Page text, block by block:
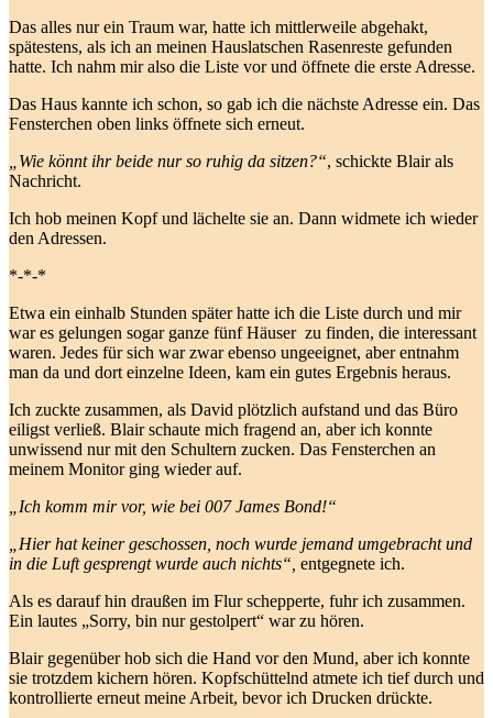
Das alles nur ein Traum war, hatte ich mittlerweile abgehakt,
spätestens, als ich an meinen Hauslatschen Rasenreste gefunden
hatte. Ich nahm mir also die Liste vor und öffnete die erste Adresse.
Das Haus kannte ich schon, so gab ich die nächste Adresse ein. Das
Fensterchen oben links öffnete sich erneut.
„Wie könnt ihr beide nur so ruhig da sitzen?“, schickte Blair als
Nachricht.
Ich hob meinen Kopf und lächelte sie an. Dann widmete ich wieder
den Adressen.
*-*-*
Etwa ein einhalb Stunden später hatte ich die Liste durch und mir
war es gelungen sogar ganze fünf Häuser zu finden, die interessant
waren. Jedes für sich war zwar ebenso ungeeignet, aber entnahm
man da und dort einzelne Ideen, kam ein gutes Ergebnis heraus.
Ich zuckte zusammen, als David plötzlich aufstand und das Büro
eiligst verließ. Blair schaute mich fragend an, aber ich konnte
unwissend nur mit den Schultern zucken. Das Fensterchen an
meinem Monitor ging wieder auf.
„Ich komm mir vor, wie bei 007 James Bond!“
„Hier hat keiner geschossen, noch wurde jemand umgebracht und
in die Luft gesprengt wurde auch nichts“, entgegnete ich.
Als es darauf hin draußen im Flur schepperte, fuhr ich zusammen.
Ein lautes „Sorry, bin nur gestolpert“ war zu hören.
Blair gegenüber hob sich die Hand vor den Mund, aber ich konnte
sie trotzdem kichern hören. Kopfschüttelnd atmete ich tief durch und
kontrollierte erneut meine Arbeit, bevor ich Drucken drückte.